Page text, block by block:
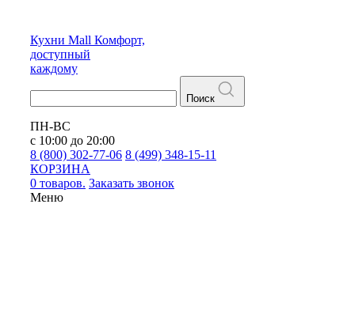
Кухни Mall Комфорт,
доступный
каждому
Поиск
ПН-ВС
с 10:00 до 20:00
8 (800) 302-77-06 8 (499) 348-15-11
КОРЗИНА
0 товаров. Заказать звонок
Меню